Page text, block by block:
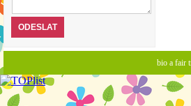
bio a fair